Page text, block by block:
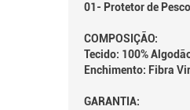
01- Protetor de
Tecido: 100%
Enchimento: Fibra
GARANTIA: